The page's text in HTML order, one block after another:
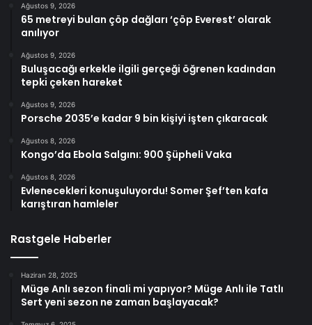
Ağustos 9, 2026
65 metreyi bulan çöp dağları ‘çöp Everest’ olarak
anılıyor
Ağustos 9, 2026
Buluşacağı erkekle ilgili gerçeği öğrenen kadından
tepki çeken hareket
Ağustos 9, 2026
Porsche 2035’e kadar 9 bin kişiyi işten çıkaracak
Ağustos 8, 2026
Kongo’da Ebola Salgını: 900 Şüpheli Vaka
Ağustos 8, 2026
Evlenecekleri konuşuluyordu! Somer Şef’ten kafa
karıştıran hamleler
Rastgele Haberler
Haziran 28, 2025
Müge Anlı sezon finali mi yapıyor? Müge Anlı ile Tatlı
Sert yeni sezon ne zaman başlayacak?